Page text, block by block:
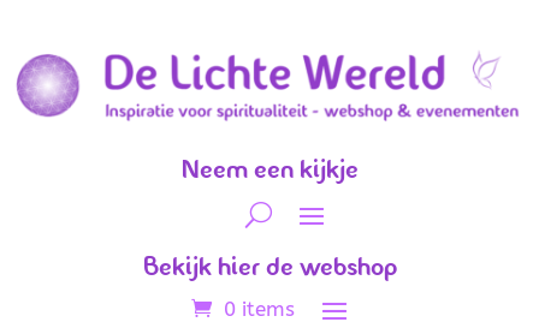
Neem een kijkje
Bekijk hier de webshop
0 items